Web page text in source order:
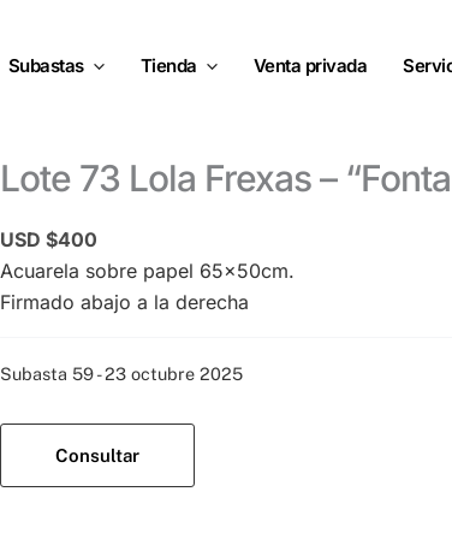
Subastas Tienda Venta privada
Lote 73 Lola Frexas –
USD $400
Acuarela sobre papel 65x50cm.
Firmado abajo a la derecha
Subasta 59 - 23 octubre 2025
Consultar